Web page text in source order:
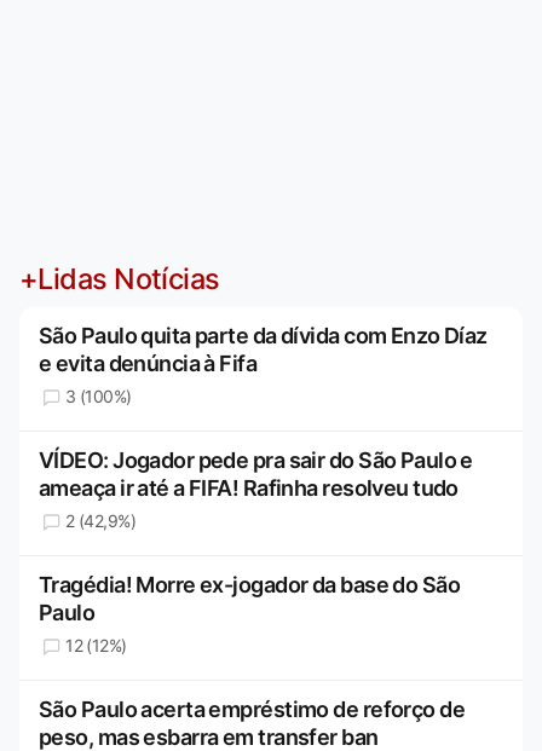
+Lidas Notícias
São Paulo quita parte da dívida com Enzo Díaz
e evita denúncia à Fifa
3 (100%)
VÍDEO: Jogador pede pra sair do São Paulo e
ameaça ir até a FIFA! Rafinha resolveu tudo
2 (42,9%)
Tragédia! Morre ex-jogador da base do São
Paulo
12 (12%)
São Paulo acerta empréstimo de reforço de
peso, mas esbarra em transfer ban